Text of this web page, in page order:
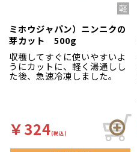
ミホウジャパン）ニンニクの
芽カット 500g
収穫してすぐに使いやすいよ
うにカットに、軽く湯通しし
た後、急速冷凍しました。
￥324(税込)